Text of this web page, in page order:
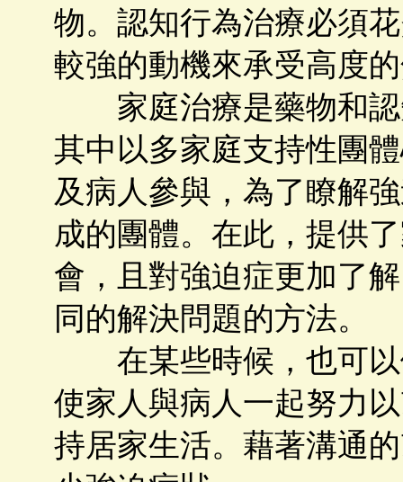
物。認知行為治療必須
較強的動機來承受高度
家庭治療是藥物和認
其中以多家庭支持性團
及病人參與，為了瞭解
成的團體。在此，提供
會，且對強迫症更加了
同的解決問題的方法。
在某些時候，也可以
使家人與病人一起努力
持居家生活。藉著溝通